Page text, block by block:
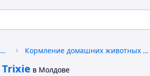
Товары для домашних животных и птиц Кормление домашних животных и птиц
Trixie в Молдове